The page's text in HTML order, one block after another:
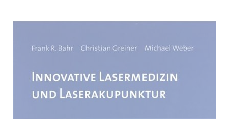
Nadeln
Zubehör
Anatomische